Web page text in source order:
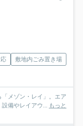
敷地内ごみ置き場
メゾン・レイ」。エア
備やレイアウ...
もっと